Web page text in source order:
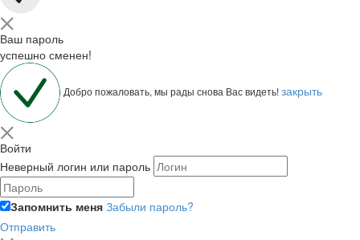
Ваш пароль
успешно сменен!
Добро пожаловать, мы рады снова Вас видеть!закрыть
Войти
Неверный логин или пароль
Запомнить меня Забыли пароль?
Отправить